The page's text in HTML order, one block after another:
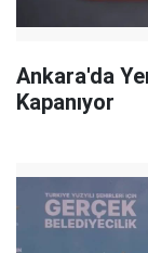
Ankara'da
Kapanıyor